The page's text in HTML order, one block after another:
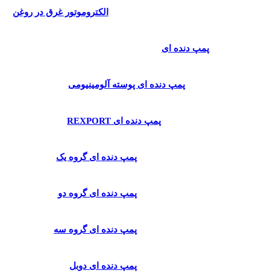
الکتروموتور غرق در روغن
پمپ دنده ای
پمپ دنده ای پوسته آلومینیومی
پمپ دنده ای REXPORT
پمپ دنده ای گروه یک
پمپ دنده ای گروه دو
پمپ دنده ای گروه سه
پمپ دنده ای دوبل